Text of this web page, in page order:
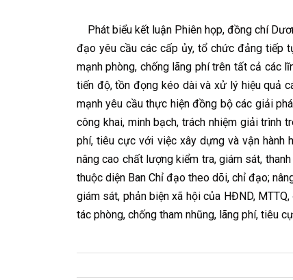
Phát biểu kết luận Phiên họp, đồng chí
đạo yêu cầu các cấp ủy, tổ chức đảng tiếp
mạnh phòng, chống lãng phí trên tất cả các
tiến độ, tồn đọng kéo dài và xử lý hiệu quả
mạnh yêu cầu thực hiện đồng bộ các giải
công khai, minh bạch, trách nhiệm giải trình
phí, tiêu cực với việc xây dựng và vận hành
nâng cao chất lượng kiểm tra, giám sát,
thuộc diện Ban Chỉ đạo theo dõi, chỉ đạo;
giám sát, phản biện xã hội của HĐND,
tác phòng, chống tham nhũng, lãng phí, tiêu